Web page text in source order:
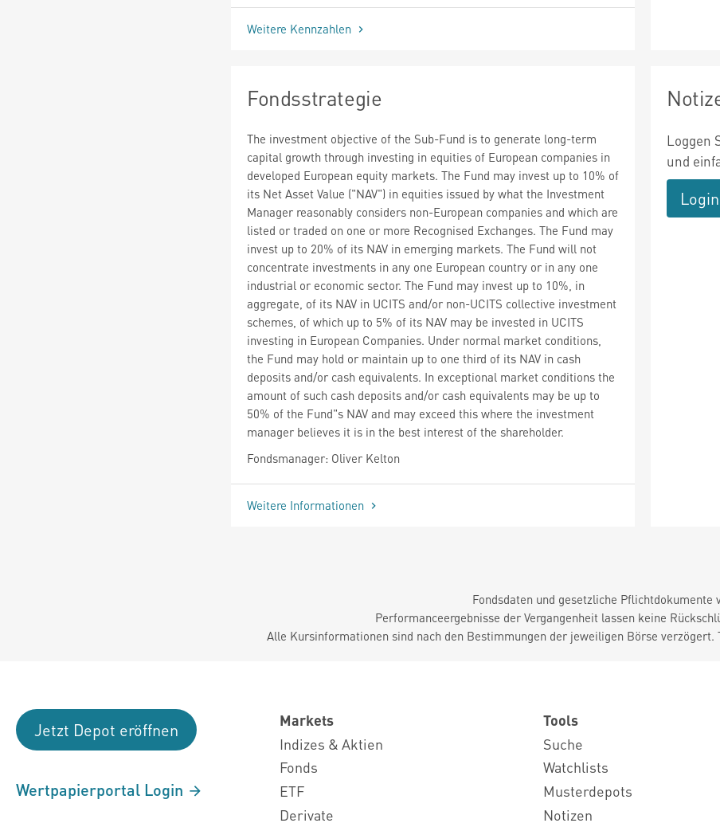
Weitere Kennzahlen
Fondsstrategie
The investment objective of the Sub-Fund is to generate long-term
capital growth through investing in equities of European companies in
developed European equity markets. The Fund may invest up to 10% of
its Net Asset Value ("NAV") in equities issued by what the Investment
Manager reasonably considers non-European companies and which are
listed or traded on one or more Recognised Exchanges. The Fund may
invest up to 20% of its NAV in emerging markets. The Fund will not
concentrate investments in any one European country or in any one
industrial or economic sector. The Fund may invest up to 10%, in
aggregate, of its NAV in UCITS and/or non-UCITS collective investment
schemes, of which up to 5% of its NAV may be invested in UCITS
investing in European Companies. Under normal market conditions,
the Fund may hold or maintain up to one third of its NAV in cash
deposits and/or cash equivalents. In exceptional market conditions the
amount of such cash deposits and/or cash equivalents may be up to
50% of the Fund"s NAV and may exceed this where the investment
manager believes it is in the best interest of the shareholder.
Fondsmanager: Oliver Kelton
Weitere Informationen
Loggen
und
Login
Fondsdaten und gesetzliche Pflichtdokumente
Performanceergebnisse der Vergangenheit lassen keine
Alle Kursinformationen sind nach den Bestimmungen der jeweiligen Börse verzögert.
Jetzt Depot eröffnen
Wertpapierportal Login
Markets
Indizes & Aktien
Fonds
ETF
Derivate
Tools
Suche
Watchlists
Musterdepots
Notizen